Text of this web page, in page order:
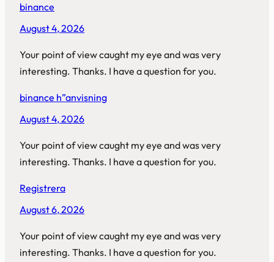
binance
August 4, 2026
Your point of view caught my eye and was very
interesting. Thanks. I have a question for you.
binance h”anvisning
August 4, 2026
Your point of view caught my eye and was very
interesting. Thanks. I have a question for you.
Registrera
August 6, 2026
Your point of view caught my eye and was very
interesting. Thanks. I have a question for you.